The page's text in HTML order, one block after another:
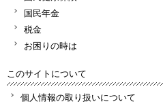
国民年金
税金
お困りの時は
このサイトについて
個人情報の取り扱いについて